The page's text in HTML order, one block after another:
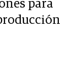
para